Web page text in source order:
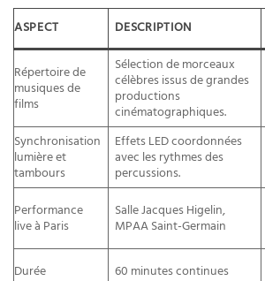
ASPECT DESCRIPTION
Répertoire de
musiques de
films
Sélection de morceaux
célèbres issus de grandes
productions
cinématographiques.
Synchronisation
lumière et
tambours
Effets LED coordonnées
avec les rythmes des
percussions.
Performance
live à Paris
Salle Jacques Higelin,
MPAA Saint-Germain
Durée 60 minutes continues